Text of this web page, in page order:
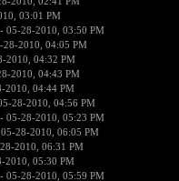
03:01 PM
05-28-2010, 03:50 PM
2010, 04:05 PM
2010, 04:32 PM
2010, 04:43 PM
2010, 04:44 PM
28-2010, 04:56 PM
05-28-2010, 05:23 PM
28-2010, 06:05 PM
2010, 06:31 PM
2010, 05:30 PM
05-28-2010, 05:59 PM